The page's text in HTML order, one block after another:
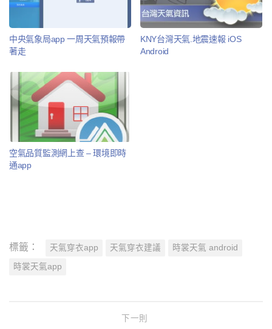
中央氣象局app 一周天氣預報帶
著走
KNY台灣天氣.地震速報 iOS
Android
空氣品質監測網上查 – 環境即時
通app
標籤： 天氣穿衣app 天氣穿衣建議 時裳天氣 android
時裳天氣app
下一則